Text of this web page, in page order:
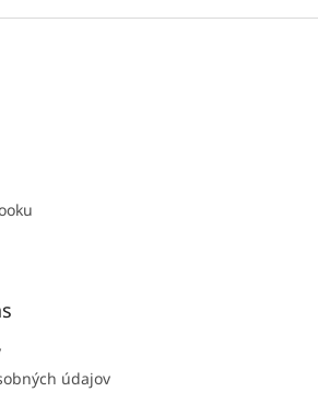
údajov